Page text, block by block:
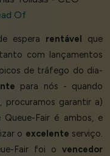
Of
espera rentável que
com lançamentos
de tráfego do dia-
para nós - quando
procuramos garantir a)
Fair é ambos, e
o excelente serviço.
Fair foi o vencedor